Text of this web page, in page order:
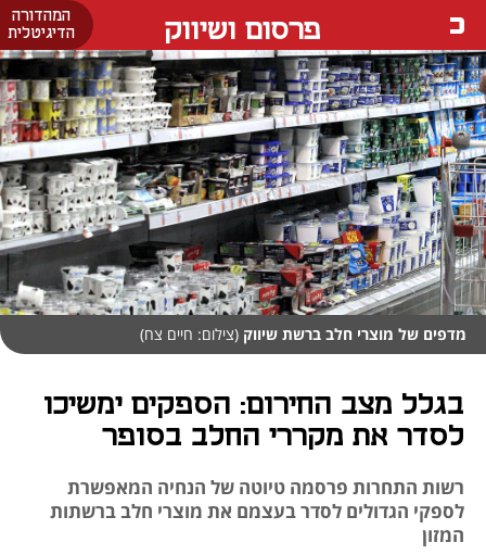
המהדורה
הדיגיטלית
פרסום ושיווק
מדפים של מוצרי חלב ברשת שיווק (צילום: חיים צח)
בגלל מצב החירום: הספקים ימשיכו
לסדר את מקררי החלב בסופר
רשות התחרות פרסמה טיוטה של הנחיה המאפשרת
לספקי הגדולים לסדר בעצמם את מוצרי חלב ברשתות
המזון